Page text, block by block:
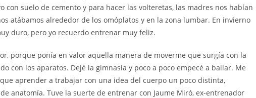
suelo de cemento y para hacer las volteretas, las madres nos habían
atábamos alrededor de los omóplatos y en la zona lumbar. En invierno
duro, pero yo recuerdo entrenar muy feliz.
porque ponía en valor aquella manera de moverme que surgía con la
con los aparatos. Dejé la gimnasia y poco a poco empecé a bailar. Me
aprender a trabajar con una idea del cuerpo un poco distinta,
anatomía. Tuve la suerte de entrenar con Jaume Miró, ex-entrenador